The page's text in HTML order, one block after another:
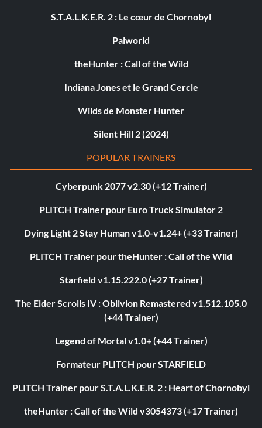
S.T.A.L.K.E.R. 2 : Le cœur de Chornobyl
Palworld
theHunter : Call of the Wild
Indiana Jones et le Grand Cercle
Wilds de Monster Hunter
Silent Hill 2 (2024)
POPULAR TRAINERS
Cyberpunk 2077 v2.30 (+12 Trainer)
PLITCH Trainer pour Euro Truck Simulator 2
Dying Light 2 Stay Human v1.0-v1.24+ (+33 Trainer)
PLITCH Trainer pour theHunter : Call of the Wild
Starfield v1.15.222.0 (+27 Trainer)
The Elder Scrolls IV : Oblivion Remastered v1.512.105.0
(+44 Trainer)
Legend of Mortal v1.0+ (+44 Trainer)
Formateur PLITCH pour STARFIELD
PLITCH Trainer pour S.T.A.L.K.E.R. 2 : Heart of Chornobyl
theHunter : Call of the Wild v3054373 (+17 Trainer)